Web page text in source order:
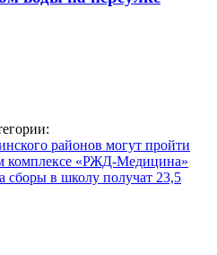
районов могут пройти
комплексе «РЖД-Медицина»
в школу получат 23,5